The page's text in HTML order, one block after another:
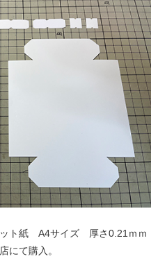
ト紙 A4サイズ 厚さ0.21ｍｍ
にて購入。